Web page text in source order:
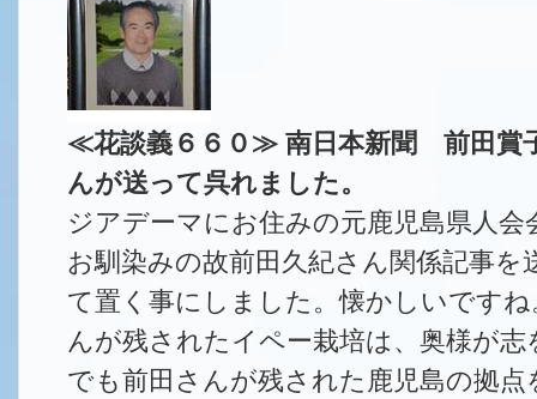
≪花談義６６０≫ 南日本新聞 前田賞
んが送って呉れました。
ジアデーマにお住みの元鹿児島県人
お馴染みの故前田久紀さん関係記事
て置く事にしました。懐かしいです
んが残されたイペー栽培は、奥様が
でも前田さんが残された鹿児島の拠